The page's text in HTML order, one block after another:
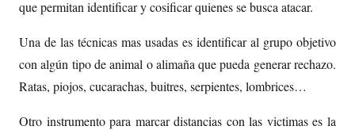
que permitan identificar y cosificar quienes se busca atacar.
Una de las técnicas mas usadas es identificar al grupo objetivo
con algún tipo de animal o alimaña que pueda generar rechazo.
Ratas, piojos, cucarachas, buitres, serpientes, lombrices…
Otro instrumento para marcar distancias con las victimas es la